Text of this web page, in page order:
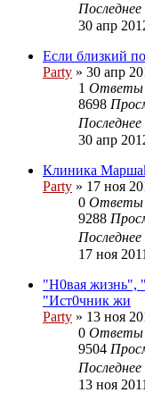
30 апр
Если близкий
Party » 30 апр
1 Ответы
8698
30 апр
Клиника
Party » 17 ноя
0 Ответы
9288
17 ноя
"Н0вая жизнь",
"Ист0чник жи
Party » 13 ноя
0 Ответы
9504
13 ноя